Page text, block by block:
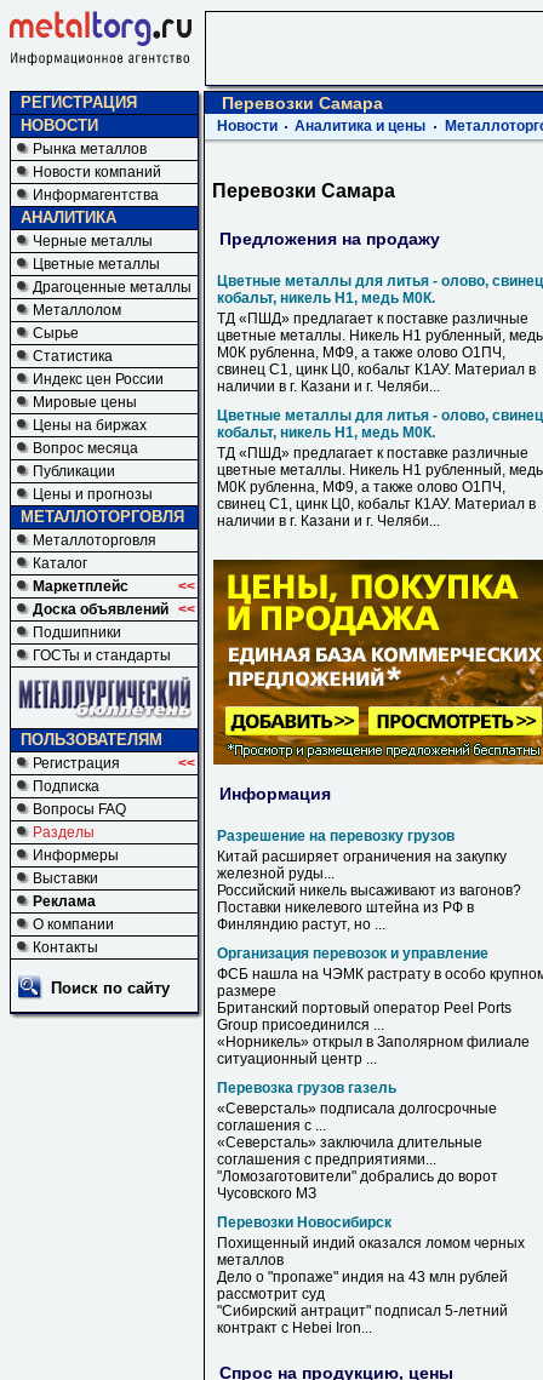
РЕГИСТРАЦИЯ
НОВОСТИ
Рынка металлов
Новости компаний
Информагентства
АНАЛИТИКА
Черные металлы
Цветные металлы
Драгоценные металлы
Металлолом
Сырье
Статистика
Индекс цен России
Мировые цены
Цены на биржах
Вопрос месяца
Публикации
Цены и прогнозы
МЕТАЛЛОТОРГОВЛЯ
Металлоторговля
Каталог
Маркетплейс
<<
Доска объявлений <<
Подшипники
ГОСТы и стандарты
ПОЛЬЗОВАТЕЛЯМ
Регистрация
<<
Подписка
Вопросы FAQ
Разделы
Информеры
Выставки
Реклама
О компании
Контакты
Поиск по сайту
Перевозки Самара
Новости Аналитика и цены
Перевозки Самара
Предложения на продажу
Цветные металлы для литья - олово,
кобальт, никель Н1, медь М0К.
ТД «ПШД» предлагает к поставке различные
цветные металлы. Никель Н1 рубленный, медь
М0К рубленна, МФ9, а также олово О1ПЧ,
свинец С1, цинк Ц0, кобальт К1АУ. Материал в
наличии в г. Казани и г. Челяби...
Цветные металлы для литья - олово,
кобальт, никель Н1, медь М0К.
ТД «ПШД» предлагает к поставке различные
цветные металлы. Никель Н1 рубленный, медь
М0К рубленна, МФ9, а также олово О1ПЧ,
свинец С1, цинк Ц0, кобальт К1АУ. Материал в
наличии в г. Казани и г. Челяби...
Информация
Разрешение на перевозку грузов
Китай расширяет ограничения на закупку
железной руды...
Российский никель высаживают из вагонов?
Поставки никелевого штейна из РФ в
Финляндию растут, но ...
Организация перевозок и управление
ФСБ нашла на ЧЭМК растрату в особо
размере
Британский портовый оператор Peel Ports
Group присоединился ...
«Норникель» открыл в Заполярном филиале
ситуационный центр ...
Перевозка грузов газель
«Северсталь» подписала долгосрочные
соглашения с ...
«Северсталь» заключила длительные
соглашения с предприятиями...
"Ломозаготовители" добрались до ворот
Чусовского МЗ
Перевозки Новосибирск
Похищенный индий оказался ломом черных
металлов
Дело о "пропаже" индия на 43 млн рублей
рассмотрит суд
"Сибирский антрацит" подписал 5-летний
контракт с Hebei Iron...
Спрос на продукцию, цены